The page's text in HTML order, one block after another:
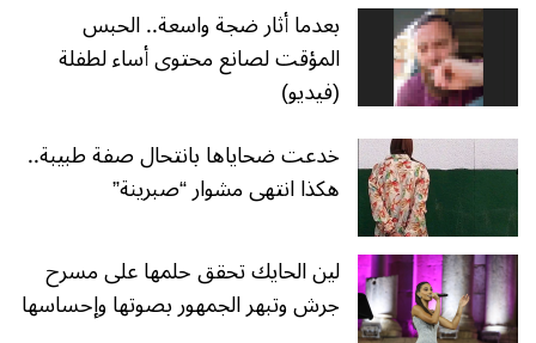
بعدما أثار ضجة واسعة.. الحبس
المؤقت لصانع محتوى أساء لطفلة
(فيديو)
خدعت ضحاياها بانتحال صفة طبيبة..
هكذا انتهى مشوار “صبرينة”
لين الحايك تحقق حلمها على مسرح
جرش وتبهر الجمهور بصوتها وإحساسها